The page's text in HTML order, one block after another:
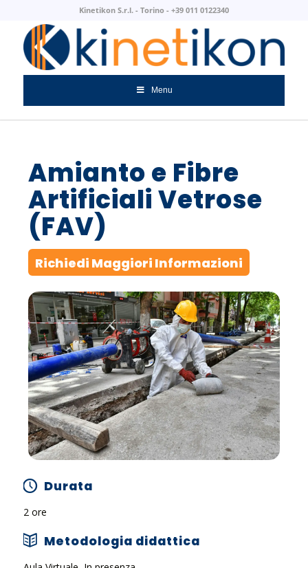
Kinetikon S.r.l. - Torino - +39 011 0122340
Menu
Amianto e Fibre
Artificiali Vetrose
(FAV)
Richiedi Maggiori Informazioni
Durata
2 ore
Metodologia didattica